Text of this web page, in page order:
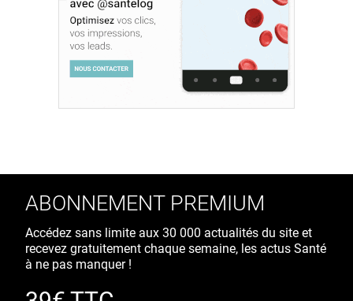
ABONNEMENT PREMIUM
Accédez sans limite aux 30 000 actualités du site et
recevez gratuitement chaque semaine, les actus Santé
à ne pas manquer !